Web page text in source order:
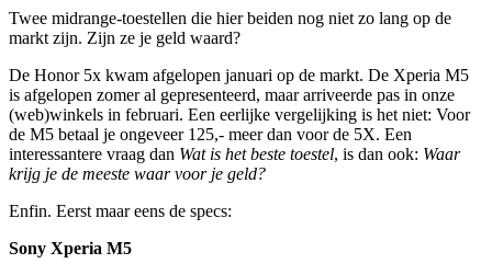
Twee midrange-toestellen die hier beiden nog niet zo lang op de
markt zijn. Zijn ze je geld waard?
De Honor 5x kwam afgelopen januari op de markt. De Xperia M5
is afgelopen zomer al gepresenteerd, maar arriveerde pas in onze
(web)winkels in februari. Een eerlijke vergelijking is het niet: Voor
de M5 betaal je ongeveer 125,- meer dan voor de 5X. Een
interessantere vraag dan Wat is het beste toestel, is dan ook: Waar
krijg je de meeste waar voor je geld?
Enfin. Eerst maar eens de specs:
Sony Xperia M5